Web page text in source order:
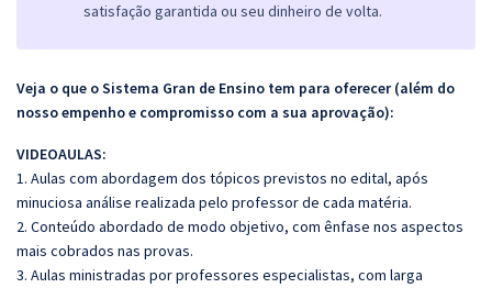
satisfação garantida ou seu dinheiro de volta.
Veja o que o Sistema Gran de Ensino tem para oferecer (além do
nosso empenho e compromisso com a sua aprovação):
VIDEOAULAS:
1. Aulas com abordagem dos tópicos previstos no edital, após
minuciosa análise realizada pelo professor de cada matéria.
2. Conteúdo abordado de modo objetivo, com ênfase nos aspectos
mais cobrados nas provas.
3. Aulas ministradas por professores especialistas, com larga